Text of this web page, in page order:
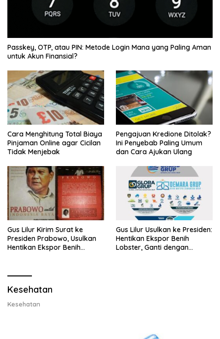
Passkey, OTP, atau PIN: Metode Login Mana yang Paling Aman
untuk Akun Finansial?
Cara Menghitung Total Biaya
Pinjaman Online agar Cicilan
Tidak Menjebak
Pengajuan Kredione Ditolak?
Ini Penyebab Paling Umum
dan Cara Ajukan Ulang
Gus Lilur Kirim Surat ke
Presiden Prabowo, Usulkan
Hentikan Ekspor Benih
Gus Lilur Usulkan ke Presiden:
Hentikan Ekspor Benih
Lobster, Ganti dengan
Kesehatan
Kesehatan